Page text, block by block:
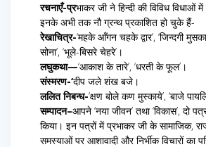
रचनाएँ-प्रभाकर जी ने हिन्दी की विविध विधाओं
इनके अभी तक नौ ग्रन्थ प्रकाशित हो चुके हैं-
रेखाचित्र-‘महके आँगन चहके द्वार’, ‘जिन्दगी
सोना’, ‘भूले-बिसरे चेहरे’।
लघुकथा—‘आकाश के तारे’, ‘धरती के फूल’।
संस्मरण-‘दीप जले शंख बजे।
ललित निबन्ध-‘क्षण बोले कण मुस्काये’, ‘बाजे
सम्पादन–आपने ‘नया जीवन’ तथा ‘विकास’, दो
किया। इन पत्रों में प्रभाकर जी के सामाजिक,
समस्याओं पर आशावादी और निर्भीक विचारों का